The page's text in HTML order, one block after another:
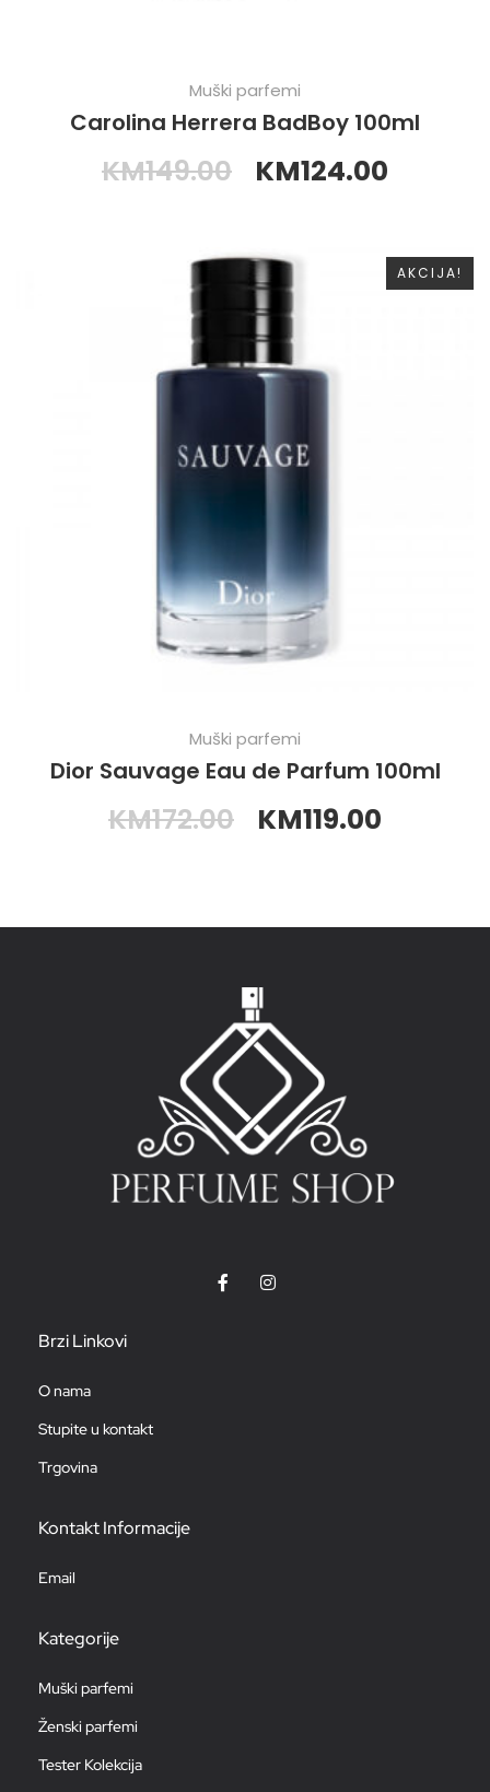
Muški parfemi
Carolina Herrera BadBoy 100ml
KM149.00 KM124.00
AKCIJA!
Muški parfemi
Dior Sauvage Eau de Parfum 100ml
KM172.00 KM119.00
Brzi Linkovi
O nama
Stupite u kontakt
Trgovina
Kontakt Informacije
Email
Kategorije
Muški parfemi
Ženski parfemi
Tester Kolekcija